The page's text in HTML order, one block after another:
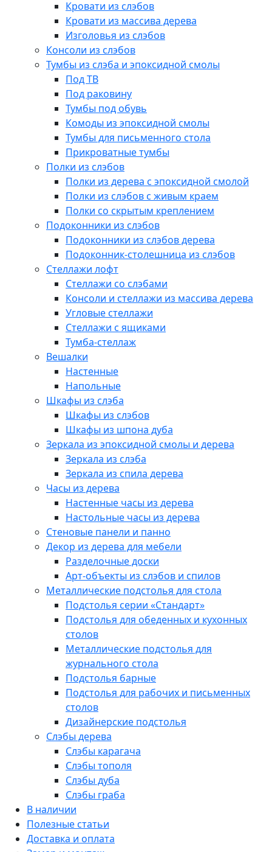
Кровати из слэбов
Кровати из массива дерева
Изголовья из слэбов
Консоли из слэбов
Тумбы из слэба и эпоксидной смолы
Под ТВ
Под раковину
Тумбы под обувь
Комоды из эпоксидной смолы
Тумбы для письменного стола
Прикроватные тумбы
Полки из слэбов
Полки из дерева с эпоксидной смолой
Полки из слэбов с живым краем
Полки со скрытым креплением
Подоконники из слэбов
Подоконники из слэбов дерева
Подоконник-столешница из слэбов
Стеллажи лофт
Стеллажи со слэбами
Консоли и стеллажи из массива дерева
Угловые стеллажи
Стеллажи с ящиками
Тумба-стеллаж
Вешалки
Настенные
Напольные
Шкафы из слэба
Шкафы из слэбов
Шкафы из шпона дуба
Зеркала из эпоксидной смолы и дерева
Зеркала из слэба
Зеркала из спила дерева
Часы из дерева
Настенные часы из дерева
Настольные часы из дерева
Стеновые панели и панно
Декор из дерева для мебели
Разделочные доски
Арт-объекты из слэбов и спилов
Металлические подстолья для стола
Подстолья серии «Стандарт»
Подстолья для обеденных и кухонных
столов
Металлические подстолья для
журнального стола
Подстолья барные
Подстолья для рабочих и письменных
столов
Дизайнерские подстолья
Слэбы дерева
Слэбы карагача
Слэбы тополя
Слэбы дуба
Слэбы граба
В наличии
Полезные статьи
Доставка и оплата